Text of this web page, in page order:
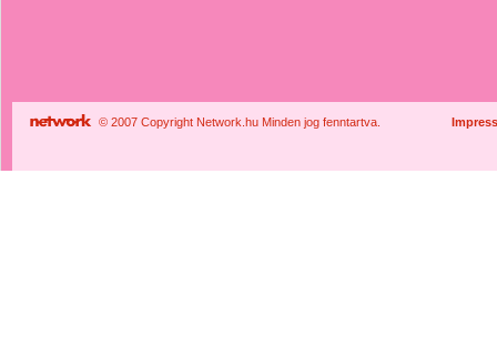
© 2007 Copyright Network.hu Minden jog fenntartva.